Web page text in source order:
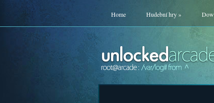
Home Hudební hry»